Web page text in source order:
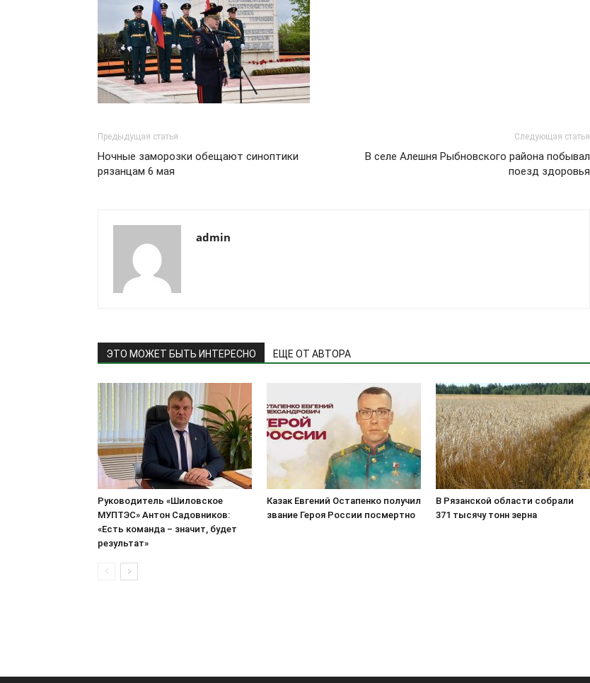
Предыдущая статья
Ночные заморозки обещают синоптики
рязанцам 6 мая
Следующая статья
В селе Алешня Рыбновского района побывал
поезд здоровья
admin
ЭТО МОЖЕТ БЫТЬ ИНТЕРЕСНО ЕЩЕ ОТ АВТОРА
Руководитель «Шиловское
МУПТЭС» Антон Садовников:
«Есть команда – значит, будет
результат»
Казак Евгений Остапенко получил
звание Героя России посмертно
В Рязанской области собрали
371 тысячу тонн зерна